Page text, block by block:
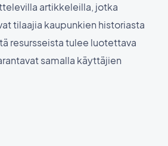
artikkeleilla, jotka
tilaajia kaupunkien historiasta
resursseista tulee luotettava
samalla käyttäjien